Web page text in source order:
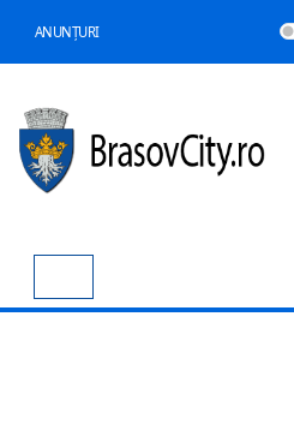
ANUNȚURI